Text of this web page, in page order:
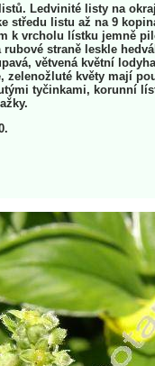
Ledvinité listy na
středu listu až na 9
k vrcholu lístku jemně
straně leskle
větvená květní
zelenožluté květy mají
tyčinkami, korunní